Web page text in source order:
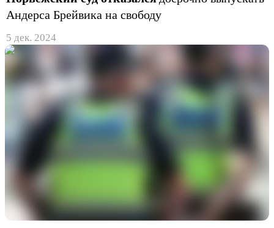
Андерса Брейвика на свободу
5 дек. 2024